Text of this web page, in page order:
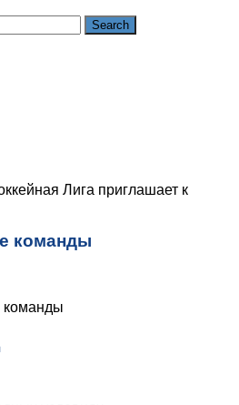
Search
Лига приглашает к
команды
команды